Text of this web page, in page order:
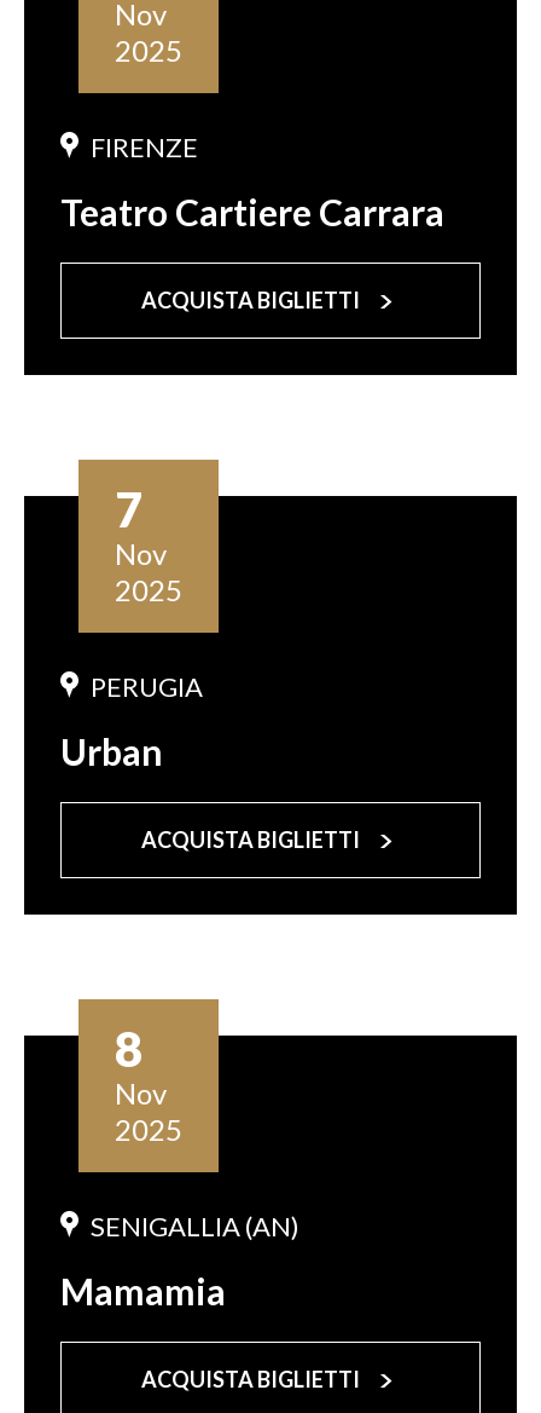
Nov
2025
FIRENZE
Teatro Cartiere Carrara
ACQUISTA BIGLIETTI
7
Nov
2025
PERUGIA
Urban
ACQUISTA BIGLIETTI
8
Nov
2025
SENIGALLIA (AN)
Mamamia
ACQUISTA BIGLIETTI